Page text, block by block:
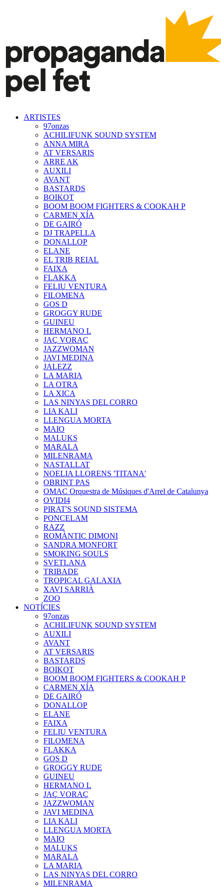
ARTISTES
97onzas
ACHILIFUNK SOUND SYSTEM
ANNA MIRA
AT VERSARIS
ARRE AK
AUXILI
AVANT
BASTARDS
BOIKOT
BOOM BOOM FIGHTERS & COOKAH P
CARMEN XÍA
DE GAIRÓ
DJ TRAPELLA
DONALLOP
ELANE
EL TRIB REIAL
FAIXA
FLAKKA
FELIU VENTURA
FILOMENA
GOS D
GROGGY RUDE
GUINEU
HERMANO L
JAÇ VORAÇ
JAZZWOMAN
JAVI MEDINA
JALEZZ
LA MARIA
LA OTRA
LA XICA
LAS NINYAS DEL CORRO
LIA KALI
LLENGUA MORTA
MAIO
MALUKS
MARALA
MILENRAMA
NASTALLAT
NOELIA LLORENS 'TITANA'
OBRINT PAS
OMAC Orquestra de Músiques d'Arrel de Catalunya
OVIDI4
PIRAT'S SOUND SISTEMA
PONCELAM
RAZZ
ROMÀNTIC DIMONI
SANDRA MONFORT
SMOKING SOULS
SVETLANA
TRIBADE
TROPICAL GALAXIA
XAVI SARRIÀ
ZOO
NOTÍCIES
97onzas
ACHILIFUNK SOUND SYSTEM
AUXILI
AVANT
AT VERSARIS
BASTARDS
BOIKOT
BOOM BOOM FIGHTERS & COOKAH P
CARMEN XÍA
DE GAIRÓ
DONALLOP
ELANE
FAIXA
FELIU VENTURA
FILOMENA
FLAKKA
GOS D
GROGGY RUDE
GUINEU
HERMANO L
JAÇ VORAÇ
JAZZWOMAN
JAVI MEDINA
LIA KALI
LLENGUA MORTA
MAIO
MALUKS
MARALA
LA MARIA
LAS NINYAS DEL CORRO
MILENRAMA